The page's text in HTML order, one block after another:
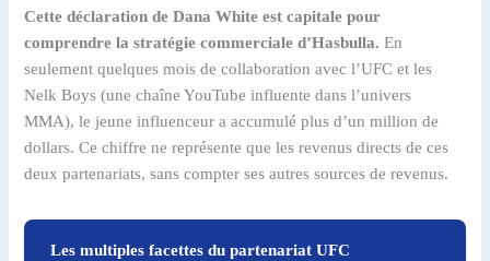
Cette déclaration de Dana White est capitale pour
comprendre la stratégie commerciale d’Hasbulla. En
seulement quelques mois de collaboration avec l’UFC et les
Nelk Boys (une chaîne YouTube influente dans l’univers
MMA), le jeune influenceur a accumulé plus d’un million de
dollars. Ce chiffre ne représente que les revenus directs de ces
deux partenariats, sans compter ses autres sources de revenus.
Les multiples facettes du partenariat UFC